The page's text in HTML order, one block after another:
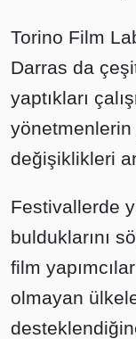
Torino Film
Darras da
yaptıkları
yönetmenlerin
değişiklikleri
Festivallerde
bulduklarını
film
olmayan